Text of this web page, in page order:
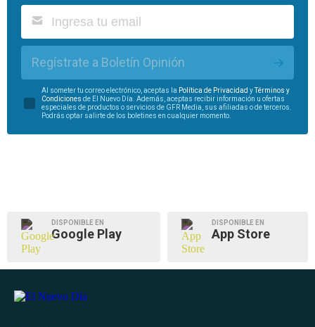
Regístrate a Boletín Opinión
Al someter tu correo electrónico, aceptas la Política de Privacidad y
Términos y
Condiciones de El Nuevo Día. Además, aceptas recibir información u ofertas
especiales de productos o servicios de GFR Media, sus afiliadas o de terceros.
Podrás optar salirte de los boletines en cualquier momento.
DISPONIBLE EN
Google Play
DISPONIBLE EN
App Store